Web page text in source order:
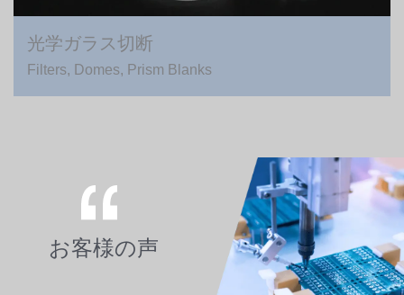
光学ガラス切断
Filters, Domes, Prism Blanks
お客様の声